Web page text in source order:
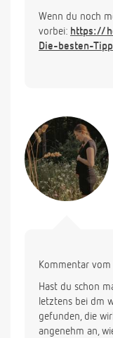
Wenn du noch
vorbei: https://
Die-besten-
Kommentar
Hast du schon
letztens bei dm
gefunden, die
angenehm an,